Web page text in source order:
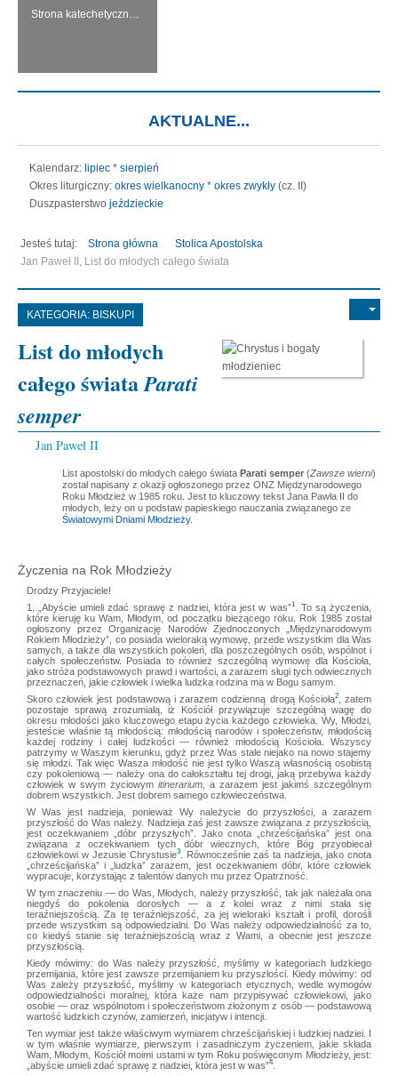
Strona katechetyczna KERYGMA jest próbą włączenia środków informatyki w dzieło głoszenia Ewangelii, zwłaszcza w ramach szkolnej katechezy.
AKTUALNE...
Kalendarz: lipiec * sierpień
Okres liturgiczny: okres wielkanocny * okres zwykły (cz. II)
Duszpasterstwo jeździeckie
Jesteś tutaj: Strona główna
Stolica Apostolska
Jan Paweł II, List do młodych całego świata
KATEGORIA: BISKUPI
List do młodych
całego świataParati
semper
Jan Paweł II
List apostolski do młodych całego świata Parati semper (Zawsze wierni)
został napisany z okazji ogłoszonego przez ONZ Międzynarodowego
Roku Młodzież w 1985 roku. Jest to kluczowy tekst Jana Pawła II do
młodych, leży on u podstaw papieskiego nauczania związanego ze
Światowymi Dniami Młodzieży.
Życzenia na Rok Młodzieży
Drodzy Przyjaciele!
1. „Abyście umieli zdać sprawę z nadziei, która jest w was”1. To są życzenia,
które kieruję ku Wam, Młodym, od początku bieżącego roku. Rok 1985 został
ogłoszony przez Organizację Narodów Zjednoczonych „Międzynarodowym
Rokiem Młodzieży”, co posiada wieloraką wymowę, przede wszystkim dla Was
samych, a także dla wszystkich pokoleń, dla poszczególnych osób, wspólnot i
całych społeczeństw. Posiada to również szczególną wymowę dla Kościoła,
jako stróża podstawowych prawd i wartości, a zarazem sługi tych odwiecznych
przeznaczeń, jakie człowiek i wielka ludzka rodzina ma w Bogu samym.
Skoro człowiek jest podstawową i zarazem codzienną drogą Kościoła2, zatem
pozostaje sprawą zrozumiałą, iż Kościół przywiązuje szczególną wagę do
okresu młodości jako kluczowego etapu życia każdego człowieka. Wy, Młodzi,
jesteście właśnie tą młodością: młodością narodów i społeczeństw, młodością
każdej rodziny i całej ludzkości — również młodością Kościoła. Wszyscy
patrzymy w Waszym kierunku, gdyż przez Was stale niejako na nowo stajemy
się młodzi. Tak więc Wasza młodość nie jest tylko Waszą własnością osobistą
czy pokoleniową — należy ona do całokształtu tej drogi, jaką przebywa każdy
człowiek w swym życiowym itinerarium , a zarazem jest jakimś szczególnym
dobrem wszystkich. Jest dobrem samego człowieczeństwa.
W Was jest nadzieja, ponieważ Wy należycie do przyszłości, a zarazem
przyszłość do Was należy. Nadzieja zaś jest zawsze związana z przyszłością,
jest oczekiwaniem „dóbr przyszłych”. Jako cnota „chrześcijańska” jest ona
związana z oczekiwaniem tych dóbr wiecznych, które Bóg przyobiecał
człowiekowi w Jezusie Chrystusie3. Równocześnie zaś ta nadzieja, jako cnota
„chrześcijańska” i „ludzka” zarazem, jest oczekiwaniem dóbr, które człowiek
wypracuje, korzystając z talentów danych mu przez Opatrzność.
W tym znaczeniu — do Was, Młodych, należy przyszłość, tak jak należała ona
niegdyś do pokolenia dorosłych — a z kolei wraz z nimi stała się
teraźniejszością. Za tę teraźniejszość, za jej wieloraki kształt i profil, dorośli
przede wszystkim są odpowiedzialni. Do Was należy odpowiedzialność za to,
co kiedyś stanie się teraźniejszością wraz z Wami, a obecnie jest jeszcze
przyszłością.
Kiedy mówimy: do Was należy przyszłość, myślimy w kategoriach ludzkiego
przemijania, które jest zawsze przemijaniem ku przyszłości. Kiedy mówimy: od
Was zależy przyszłość, myślimy w kategoriach etycznych, wedle wymogów
odpowiedzialności moralnej, która każe nam przypisywać człowiekowi, jako
osobie — oraz wspólnotom i społeczeństwom złożonym z osób — podstawową
wartość ludzkich czynów, zamierzeń, inicjatyw i intencji.
Ten wymiar jest także właściwym wymiarem chrześcijańskiej i ludzkiej nadziei. I
w tym właśnie wymiarze, pierwszym i zasadniczym życzeniem, jakie składa
Wam, Młodym, Kościół moimi ustami w tym Roku poświęconym Młodzieży, jest:
„abyście umieli zdać sprawę z nadziei, która jest w was”4.